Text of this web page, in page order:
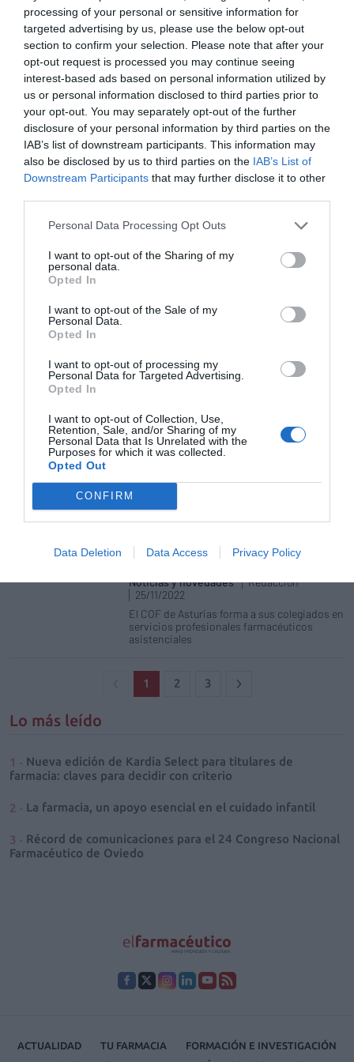
processing of your personal or sensitive information for
targeted advertising by us, please use the below opt-out
section to confirm your selection. Please note that after your
opt-out request is processed you may continue seeing
interest-based ads based on personal information utilized by
us or personal information disclosed to third parties prior to
your opt-out. You may separately opt-out of the further
disclosure of your personal information by third parties on the
IAB’s list of downstream participants. This information may
also be disclosed by us to third parties on the IAB’s List of
Downstream Participants that may further disclose it to other
Personal Data Processing Opt Outs
I want to opt-out of the Sharing of my
personal data.
Opted In
I want to opt-out of the Sale of my
Personal Data.
Opted In
I want to opt-out of processing my
Personal Data for Targeted Advertising.
Opted In
I want to opt-out of Collection, Use,
Retention, Sale, and/or Sharing of my
Personal Data that Is Unrelated with the
Purposes for which it was collected.
Opted Out
CONFIRM
Data Deletion Data Access Privacy Policy
29/06/2023
También realiza otros proyectos en los que
el paciente es el centro, como la
dispensación de metadona dentro del
Programa de Mantenimiento con Metadona
del Gobierno de Aragón
Nuevo impulso del COF de Las
Palmas a NodoFarma Asistencial
Noticias y novedades
Redacción
19/04/2023
«Proporciona respaldo para seguir el
da a los pacientes»
NodoFarma Asistencial facilita el
24/03/2023
NodoFarma Asistencial
Noticias y novedades
16/01/2023
«NodoFarma Asistencial me ayuda a
dispensaciones e indicaciones
farmacéuticas»
Noticias y novedades
Redacción
25/11/2022
El COF de Asturias forma a sus colegiados en
servicios profesionales farmacéuticos
asistenciales
1 2 3
Lo más leído
Nueva edición de Kardia Select para titulares de
farmacia: claves para decidir con criterio
La farmacia, un apoyo esencial en el cuidado infantil
Récord de comunicaciones para el 24 Congreso Nacional
Farmacéutico de Oviedo
ACTUALIDAD TU FARMACIA
FORMACIÓN E INVESTIGACIÓN